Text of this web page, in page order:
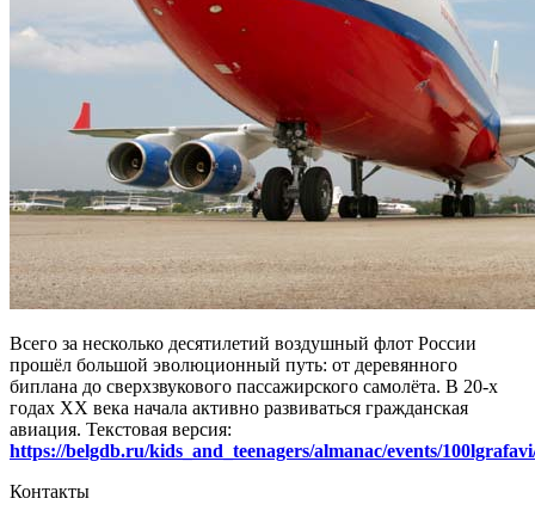
Всего за несколько десятилетий воздушный флот России
прошёл большой эволюционный путь: от деревянного
биплана до сверхзвукового пассажирского самолёта. В 20-х
годах ХХ века начала активно развиваться гражданская
авиация. Текстовая версия:
https://belgdb.ru/kids_and_teenagers/almanac/events/
Контакты